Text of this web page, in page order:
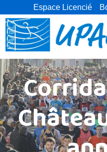
Espace Licencié